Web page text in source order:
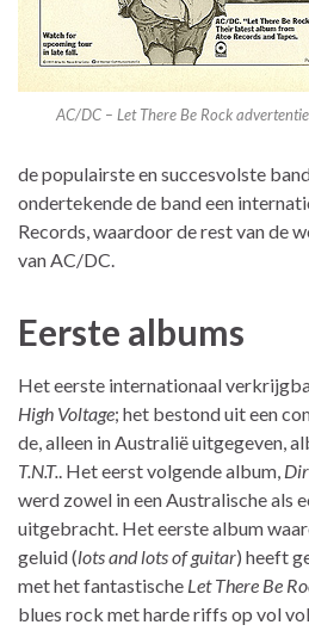
AC/DC – Let There Be Rock
de populairste en succesvolste
ondertekende de band een
Records, waardoor de rest van de
van AC/DC.
Eerste albums
Het eerste internationaal
High Voltage; het bestond uit een
de, alleen in Australië uitgegeven,
T.N.T.. Het eerst volgende album,
werd zowel in een Australische als
uitgebracht. Het eerste album
geluid (lots and lots of guitar) heeft
met het fantastische Let There Be
blues rock met harde riffs op vol